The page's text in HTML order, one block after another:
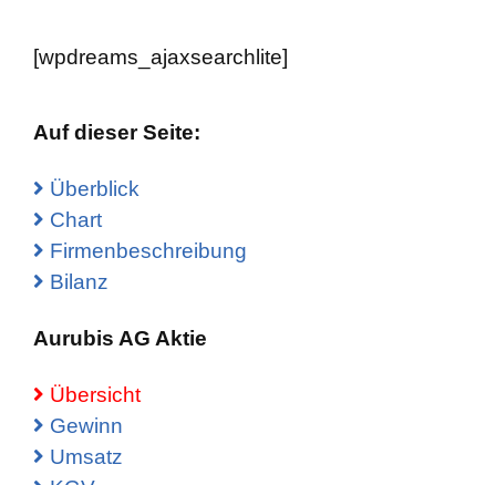
[wpdreams_ajaxsearchlite]
Auf dieser Seite:
Überblick
Chart
Firmenbeschreibung
Bilanz
Aurubis AG Aktie
Übersicht
Gewinn
Umsatz